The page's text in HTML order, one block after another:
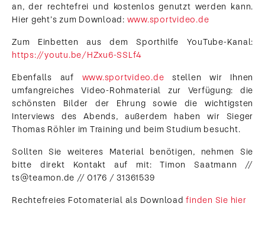
an, der rechtefrei und kostenlos genutzt werden kann.
Hier geht’s zum Download: www.sportvideo.de
Zum Einbetten aus dem Sporthilfe YouTube-Kanal:
https://youtu.be/HZxu6-SSLf4
Ebenfalls auf www.sportvideo.de stellen wir Ihnen
umfangreiches Video-Rohmaterial zur Verfügung: die
schönsten Bilder der Ehrung sowie die wichtigsten
Interviews des Abends, außerdem haben wir Sieger
Thomas Röhler im Training und beim Studium besucht.
Sollten Sie weiteres Material benötigen, nehmen Sie
bitte direkt Kontakt auf mit: Timon Saatmann //
ts@teamon.de // 0176 / 31361539
Rechtefreies Fotomaterial als Downloadfinden Sie hier